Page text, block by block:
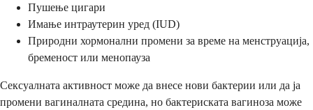
Пушење цигари
Имање интраутерин уред (IUD)
Природни хормонални промени за време на менструација,
бременост или менопауза
Сексуалната активност може да внесе нови бактерии или да ја
промени вагиналната средина, но бактериската вагиноза може